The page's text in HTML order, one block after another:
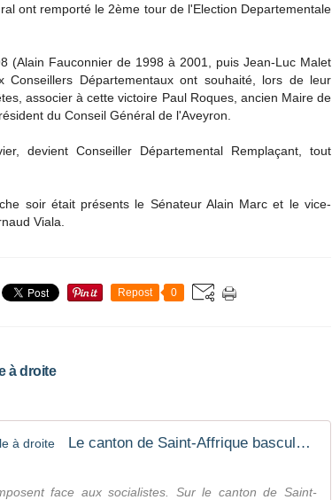
ont remporté le 2ème tour de l'Election Departementale
(Alain Fauconnier de 1998 à 2001, puis Jean-Luc Malet
Départementaux ont souhaité, lors de leur
associer à cette victoire Paul Roques, ancien Maire de
du Conseil Général de l'Aveyron.
devient Conseiller Départemental Remplaçant, tout
soir était présents le Sénateur Alain Marc et le vice-
Viala.
Repost 0
à droite
Le canton de Saint-Affrique bascule à droite
face aux socialistes. Sur le canton de Saint-